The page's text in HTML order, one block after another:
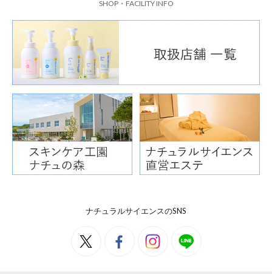
SHOP・FACILITY INFO
ナチュラルサイエンスのSNS